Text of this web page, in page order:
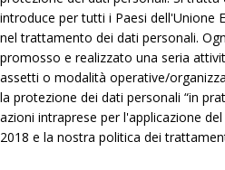
introduce per tutti i Paesi dell'Unione
nel trattamento dei dati personali.
promosso e realizzato una seria
assetti o modalità operative/
la protezione dei dati personali “in
azioni intraprese per l'applicazione
2018 e la nostra politica dei